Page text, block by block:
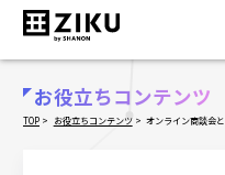
お知らせ
NEWS
お役立ちコンテンツ
TOP お役立ちコンテンツ
オンライン商談会と